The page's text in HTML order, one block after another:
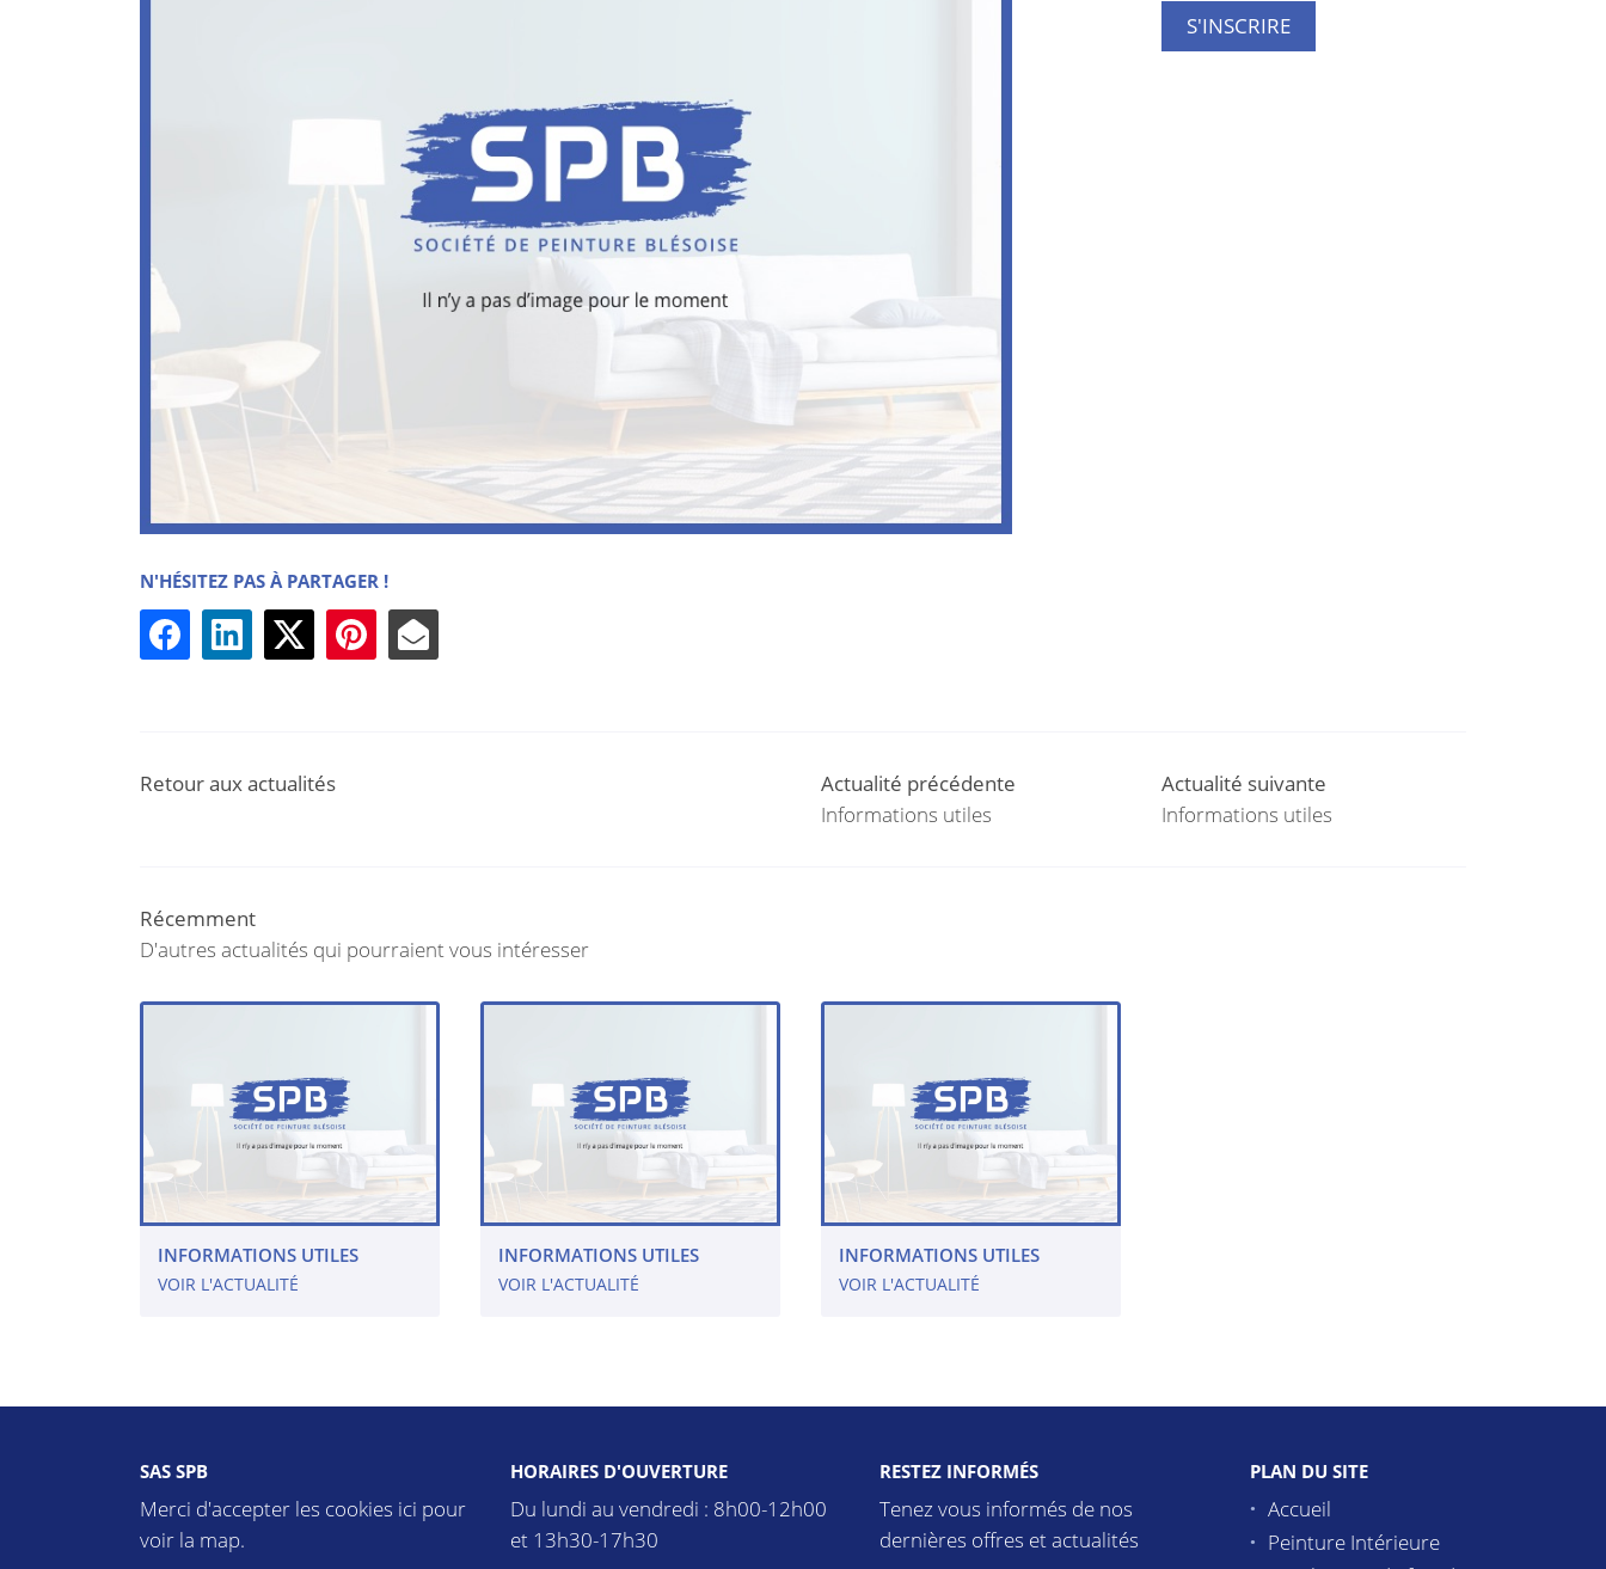
N'HÉSITEZ PAS À PARTAGER !
S'INSCRIRE
Retour aux actualités
Actualité précédente
Informations utiles
Actualité suivante
Informations utiles
Récemment
D'autres actualités qui pourraient vous intéresser
INFORMATIONS UTILES
VOIR L'ACTUALITÉ
INFORMATIONS UTILES
VOIR L'ACTUALITÉ
INFORMATIONS UTILES
VOIR L'ACTUALITÉ
SAS SPB
Merci d'accepter les cookies ici pour
voir la map.
HORAIRES D'OUVERTURE
Du lundi au vendredi : 8h00-12h00
et 13h30-17h30
RESTEZ INFORMÉS
Tenez vous informés de nos
dernières offres et actualités
PLAN DU SITE
Accueil
Peinture Intérieure